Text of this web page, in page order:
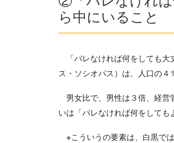
ら中にいること
「バレなければ何をしても大
ス・ソシオパス）は、人口の４
男女比で、男性は３倍、経営
いは「バレなければ何をしても
※こういうの要素は、白黒で